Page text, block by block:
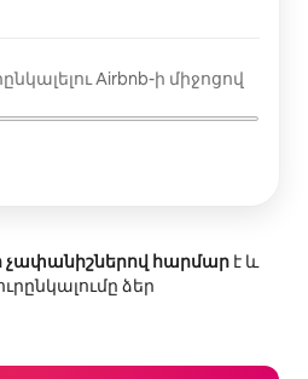
Airbnb-ի միջոցով
չափանիշներով հարմար է և
ձեր